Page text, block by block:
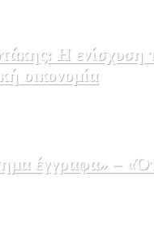
Η ενίσχυση
οικονομία
έγγραφα» –